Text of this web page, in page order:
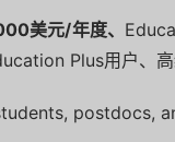
美元/年度、
Plus用户、
postdocs,